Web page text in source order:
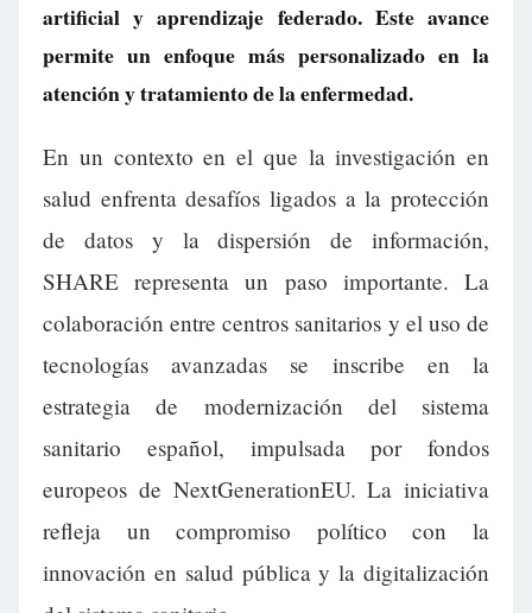
artificial y aprendizaje federado. Este avance
permite un enfoque más personalizado en la
atención y tratamiento de la enfermedad.
En un contexto en el que la investigación en
salud enfrenta desafíos ligados a la protección
de datos y la dispersión de información,
SHARE representa un paso importante. La
colaboración entre centros sanitarios y el uso de
tecnologías avanzadas se inscribe en la
estrategia de modernización del sistema
sanitario español, impulsada por fondos
europeos de NextGenerationEU. La iniciativa
refleja un compromiso político con la
innovación en salud pública y la digitalización